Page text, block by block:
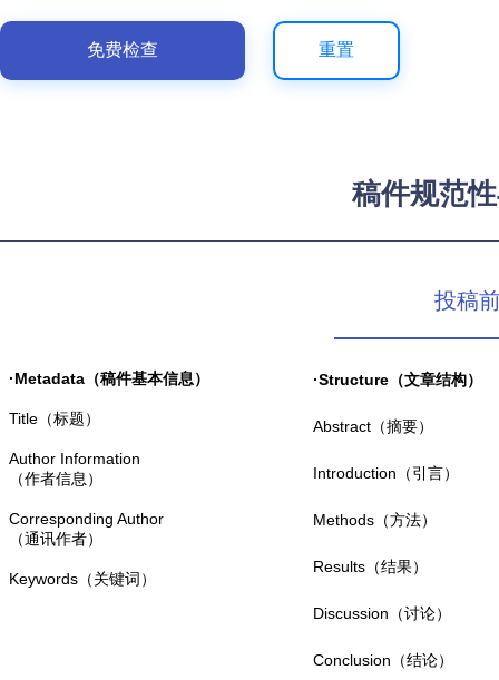
稿件规范
投稿
·Metadata（稿件基本信息）
Title（标题）
Author Information
（作者信息）
Corresponding Author
（通讯作者）
Keywords（关键词）
·Structure（文章结构）
Abstract（摘要）
Introduction（引言）
Methods（方法）
Results（结果）
Discussion（讨论）
Conclusion（结论）